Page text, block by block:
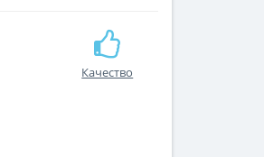
Качество